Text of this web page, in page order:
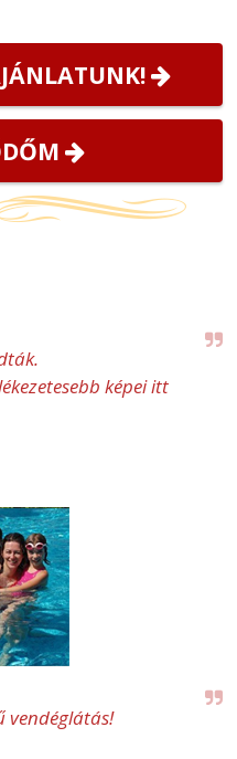
képei itt
vendéglátás!